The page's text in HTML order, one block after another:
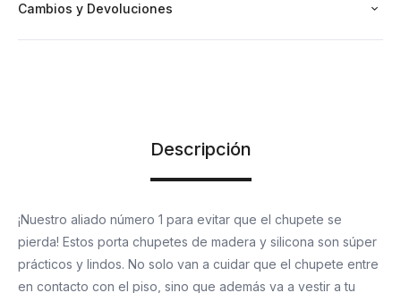
Cambios y Devoluciones
Descripción
¡Nuestro aliado número 1 para evitar que el chupete se
pierda! Estos porta chupetes de madera y silicona son súper
prácticos y lindos. No solo van a cuidar que el chupete entre
en contacto con el piso, sino que además va a vestir a tu